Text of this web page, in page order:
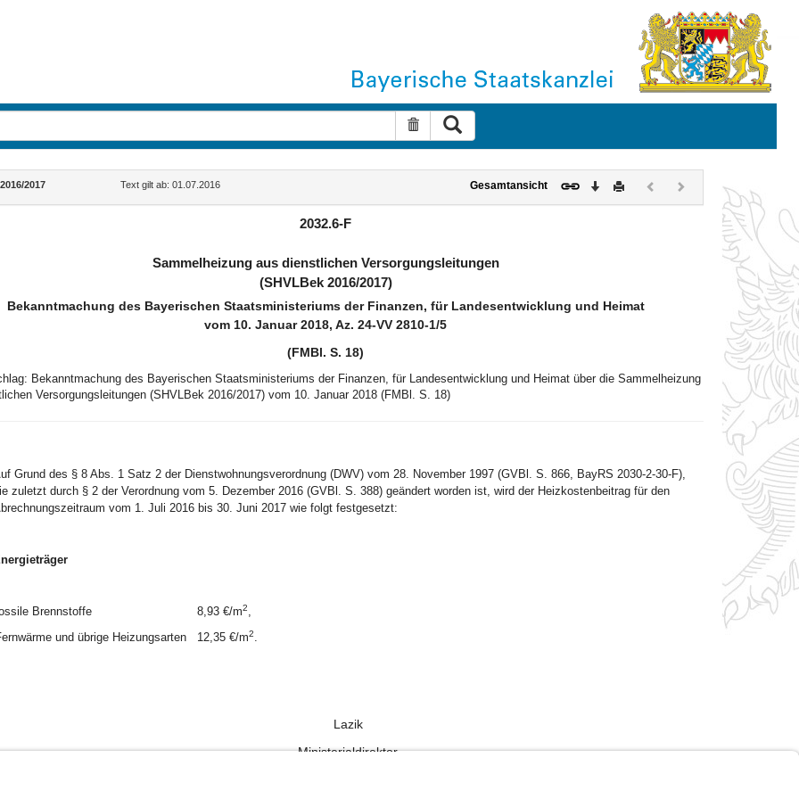
Suche zurücksetzen
2017 Text gilt ab: 01.07.2016 Gesamtansicht Download
DruckenVorherigesNächstes
Dokument
(inaktiv)
2032.6-F
Sammelheizung aus dienstlichen Versorgungsleitungen
(SHVLBek 2016/2017)
Bekanntmachung des Bayerischen Staatsministeriums der Finanzen, für Landesentwicklung und Heimat
vom 10. Januar 2018, Az. 24-VV 2810-1/5
(FMBl. S. 18)
Bekanntmachung des Bayerischen Staatsministeriums der Finanzen, für Landesentwicklung und Heimat über die Sammelheizung
Versorgungsleitungen (SHVLBek 2016/2017) vom 10. Januar 2018 (FMBl. S. 18)
Grund des § 8 Abs. 1 Satz 2 der Dienstwohnungsverordnung (DWV) vom 28. November 1997 (GVBl. S. 866, BayRS 2030-2-30-F),
zuletzt durch § 2 der Verordnung vom 5. Dezember 2016 (GVBl. S. 388) geändert worden ist, wird der Heizkostenbeitrag für den
vom 1. Juli 2016 bis 30. Juni 2017 wie folgt festgesetzt:
Brennstoffe 8,93 €/m2,
und übrige Heizungsarten
12,35 €/m2.
Lazik
Ministerialdirektor